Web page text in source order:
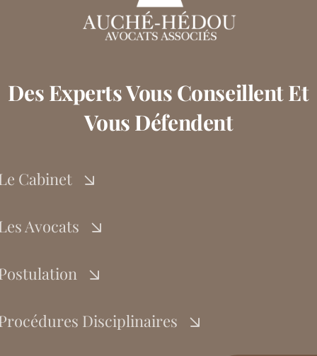
Des Experts Vous Conseillent Et
Vous Défendent
Cabinet
Avocats
Disciplinaires